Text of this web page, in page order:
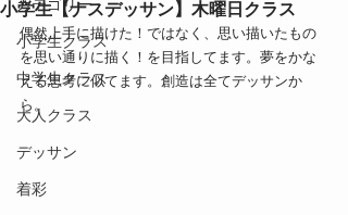
カテゴリー
小学生クラス
中学生クラス
大人クラス
デッサン
着彩
小学生【ナスデッサン】木曜日クラス
偶然上手に描けた！ではなく、思い描いたもの
を思い通りに描く！を目指してます。夢をかな
える思考に似てます。創造は全てデッサンか
ら。